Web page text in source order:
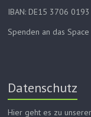
IBAN: DE15 3706
Spenden an das
Datenschutz
Hier geht es zu